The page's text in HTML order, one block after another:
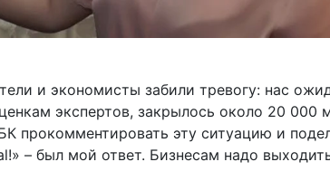
и экономисты забили тревогу: нас
экспертов, закрылось около 20 000
прокомментировать эту ситуацию и
– был мой ответ. Бизнесам надо